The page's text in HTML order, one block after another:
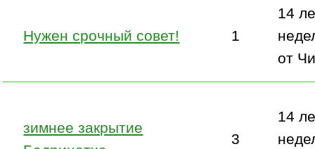
Нужен срочный совет! 1
14
от
зимнее закрытие
3
14